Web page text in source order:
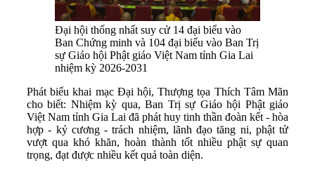
Đại hội thống nhất suy cử 14 đại biểu vào
Ban Chứng minh và 104 đại biểu vào Ban Trị
sự Giáo hội Phật giáo Việt Nam tỉnh Gia Lai
nhiệm kỳ 2026-2031
Phát biểu khai mạc Đại hội, Thượng tọa Thích Tâm Mãn
cho biết: Nhiệm kỳ qua, Ban Trị sự Giáo hội Phật giáo
Việt Nam tỉnh Gia Lai đã phát huy tinh thần đoàn kết - hòa
hợp - kỷ cương - trách nhiệm, lãnh đạo tăng ni, phật tử
vượt qua khó khăn, hoàn thành tốt nhiều phật sự quan
trọng, đạt được nhiều kết quả toàn diện.